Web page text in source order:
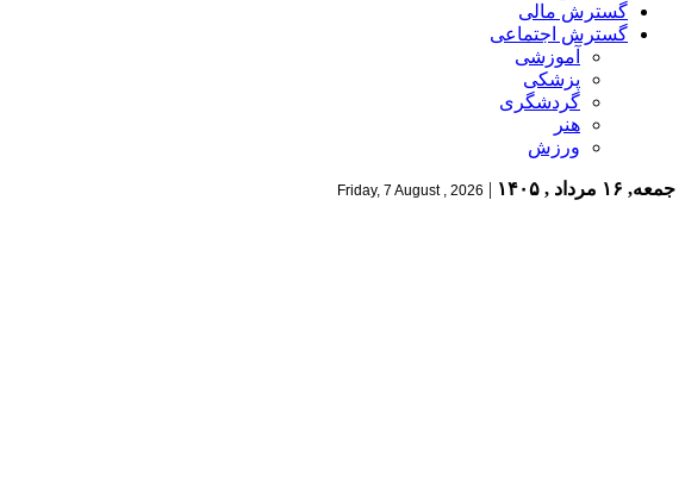
گسترش مالی
گسترش اجتماعی
آموزشی
پزشکی
گردشگری
هنر
ورزش
جمعه, ۱۶ مرداد , ۱۴۰۵ |
Friday, 7 August , 2026